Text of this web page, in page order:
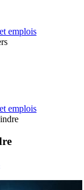
emplois
emplois